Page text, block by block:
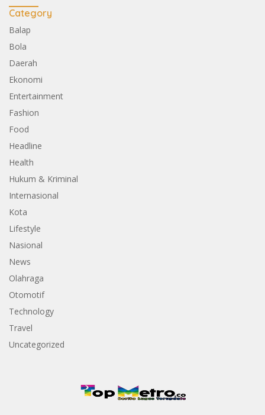
Category
Balap
Bola
Daerah
Ekonomi
Entertainment
Fashion
Food
Headline
Health
Hukum & Kriminal
Internasional
Kota
Lifestyle
Nasional
News
Olahraga
Otomotif
Technology
Travel
Uncategorized